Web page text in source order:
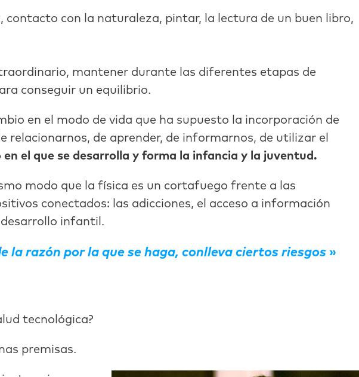
con la naturaleza, pintar, la lectura de un buen libro,
mantener durante las diferentes etapas de
conseguir un equilibrio.
en el modo de vida que ha supuesto la incorporación de
relacionarnos, de aprender, de informarnos, de utilizar el
el que se desarrolla y forma la infancia y la juventud.
modo que la física es un cortafuego frente a las
conectados: las adicciones, el acceso a información
desarrollo infantil.
razón por la que se haga, conlleva ciertos riesgos
tecnológica?
premisas.